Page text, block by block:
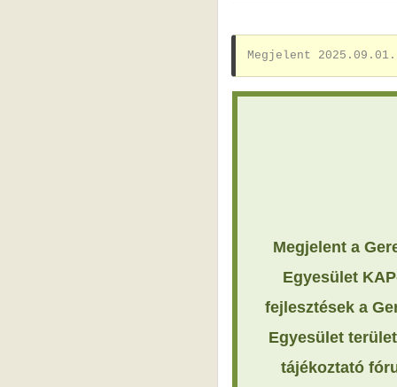
Megjelent 2025.09.01.
Megjelent a
Egyesület
fejlesztések a
Egyesület
tájékoztató